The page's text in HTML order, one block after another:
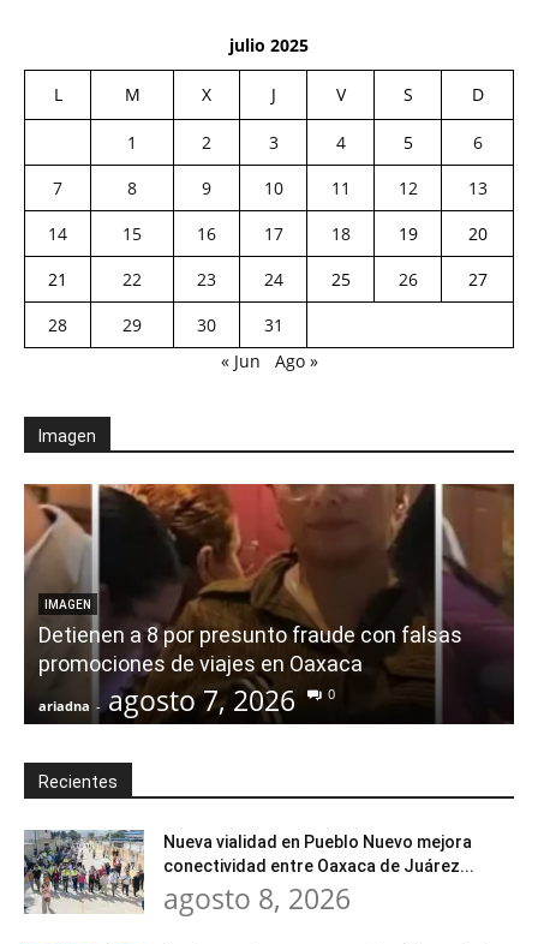
julio 2025
L M X J V S D
1 2 3 4 5
6
7
8 9 10 11 12
13
14
15 16 17 18 19
20
21
22 23 24 25 26
27
28
29 30
31
« Jun
Ago »
Imagen
IMAGEN
Detienen a 8 por presunto fraude con falsas
promociones de viajes en Oaxaca
ariadna - agosto 7, 2026 0
Recientes
Nueva vialidad en Pueblo Nuevo mejora
conectividad entre Oaxaca de Juárez...
agosto 8, 2026